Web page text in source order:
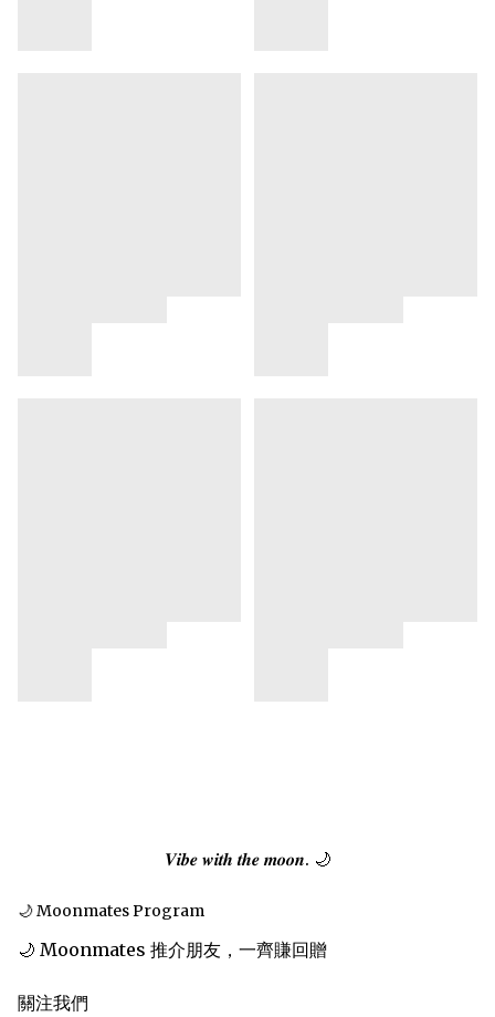
𝑽𝒊𝒃𝒆 𝒘𝒊𝒕𝒉 𝒕𝒉𝒆 𝒎𝒐𝒐𝒏. 🌙
🌙 Moonmates Program
🌙 Moonmates 推介朋友，一齊賺回贈
關注我們